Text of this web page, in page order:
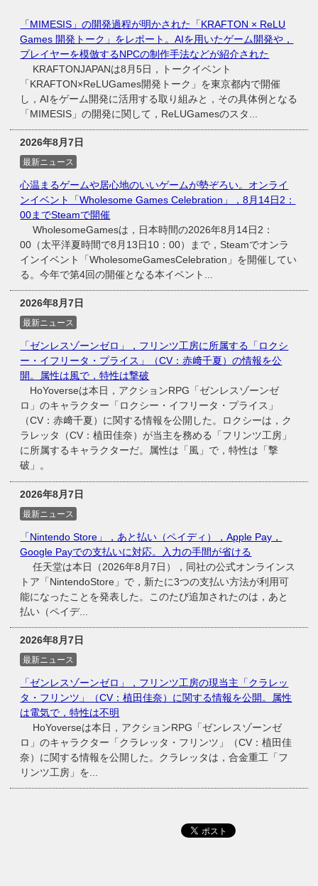
「MIMESIS」の開発過程が明かされた「KRAFTON × ReLU
Games 開発トーク」をレポート。AIを用いたゲーム開発や，
プレイヤーを模倣するNPCの制作手法などが紹介された
KRAFTONJAPANは8月5日，トークイベント
「KRAFTON×ReLUGames開発トーク」を東京都内で開催
し，AIをゲーム開発に活用する取り組みと，その具体例となる
「MIMESIS」の開発に関して，ReLUGamesのスタ...
2026年8月7日
最新ニュース
心温まるゲームや居心地のいいゲームが勢ぞろい。オンライ
ンイベント「Wholesome Games Celebration」，8月14日2：
00までSteamで開催
WholesomeGamesは，日本時間の2026年8月14日2：
00（太平洋夏時間で8月13日10：00）まで，Steamでオンラ
インイベント「WholesomeGamesCelebration」を開催してい
る。今年で第4回の開催となる本イベント...
2026年8月7日
最新ニュース
「ゼンレスゾーンゼロ」，フリンツ工房に所属する「ロクシ
ー・イフリータ・プライス」（CV：赤﨑千夏）の情報を公
開。属性は風で，特性は撃破
HoYoverseは本日，アクションRPG「ゼンレスゾーンゼ
ロ」のキャラクター「ロクシー・イフリータ・プライス」
（CV：赤﨑千夏）に関する情報を公開した。ロクシーは，ク
ラレッタ（CV：植田佳奈）が当主を務める「フリンツ工房」
に所属するキャラクターだ。属性は「風」で，特性は「撃
破」。
2026年8月7日
最新ニュース
「Nintendo Store」，あと払い（ペイディ），Apple Pay，
Google Payでの支払いに対応。入力の手間が省ける
任天堂は本日（2026年8月7日），同社の公式オンラインス
トア「NintendoStore」で，新たに3つの支払い方法が利用可
能になったことを発表した。このたび追加されたのは，あと
払い（ペイデ...
2026年8月7日
最新ニュース
「ゼンレスゾーンゼロ」，フリンツ工房の現当主「クラレッ
タ・フリンツ」（CV：植田佳奈）に関する情報を公開。属性
は電気で，特性は不明
HoYoverseは本日，アクションRPG「ゼンレスゾーンゼ
ロ」のキャラクター「クラレッタ・フリンツ」（CV：植田佳
奈）に関する情報を公開した。クラレッタは，合金重工「フ
リンツ工房」を...